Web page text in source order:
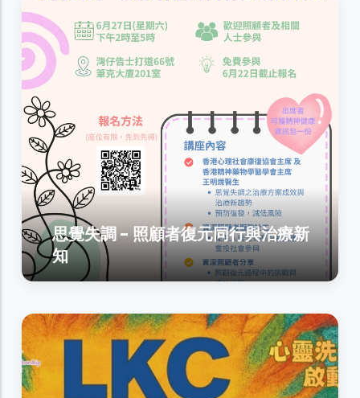
思覺失調 - 照顧者復元同行與治療新
知